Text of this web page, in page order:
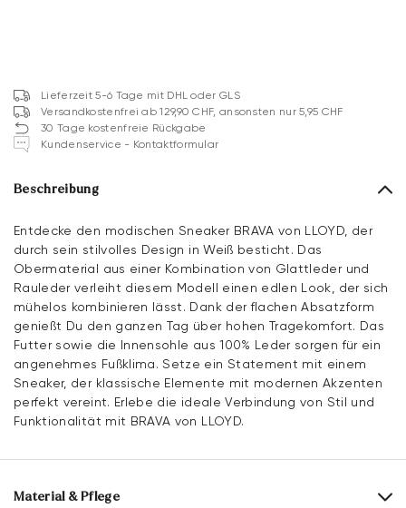
Lieferzeit 5-6 Tage mit DHL oder GLS
Versandkostenfrei ab 129,90 CHF, ansonsten nur 5,95 CHF
30 Tage kostenfreie Rückgabe
Kundenservice - Kontaktformular
Beschreibung
Entdecke den modischen Sneaker BRAVA von LLOYD, der
durch sein stilvolles Design in Weiß besticht. Das
Obermaterial aus einer Kombination von Glattleder und
Rauleder verleiht diesem Modell einen edlen Look, der sich
mühelos kombinieren lässt. Dank der flachen Absatzform
genießt Du den ganzen Tag über hohen Tragekomfort. Das
Futter sowie die Innensohle aus 100% Leder sorgen für ein
angenehmes Fußklima. Setze ein Statement mit einem
Sneaker, der klassische Elemente mit modernen Akzenten
perfekt vereint. Erlebe die ideale Verbindung von Stil und
Funktionalität mit BRAVA von LLOYD.
Material & Pflege